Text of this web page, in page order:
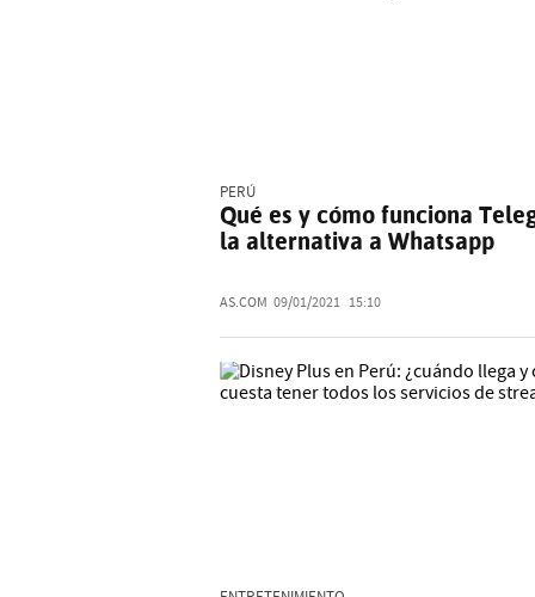
PERÚ
Qué es y cómo funciona
la alternativa a Whatsapp
AS.COM 09/01/2021 15:10